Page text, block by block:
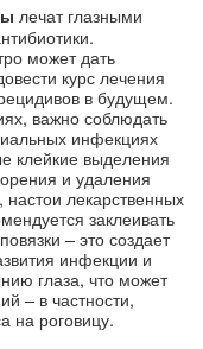
лечат глазными
может дать
курс лечения
в будущем.
важно соблюдать
инфекциях
клейкие выделения
и удаления
настои лекарственных
заклеивать
– это создает
инфекции и
глаза, что может
– в частности,
на роговицу.